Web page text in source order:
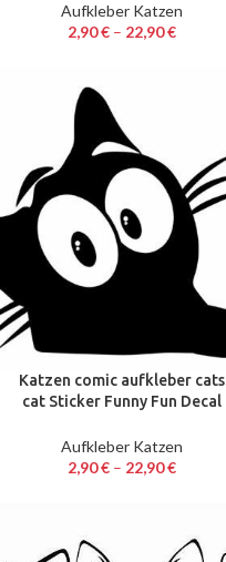
Aufkleber Katzen
2,90€– 22,90€
Katzen comic aufkleber cats
cat Sticker Funny Fun Decal
Aufkleber Katzen
2,90€– 22,90€